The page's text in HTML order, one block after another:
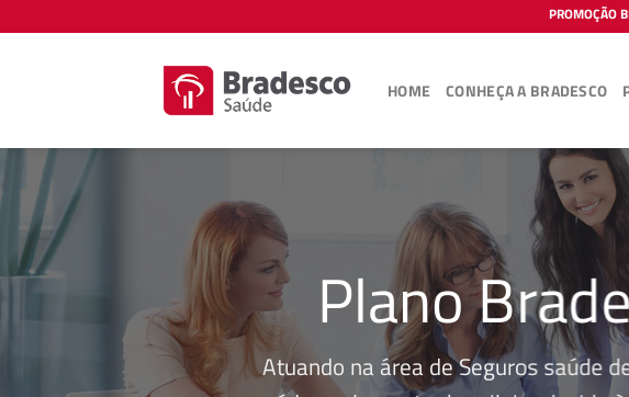
to
PROMOÇÃO
HOME CONHEÇA A BRADESCO
Plano
Atuando na área de Seguros saúde